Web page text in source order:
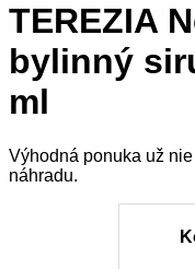
TEREZIA
bylinný
ml
Výhodná ponuka už
náhradu.